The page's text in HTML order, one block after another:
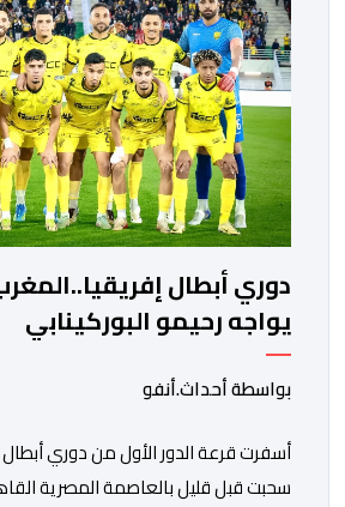
واريورز النيجيري ونادي أوديب ممثل […]
دوري أبطال
يواجه رحيمو البوركينابي
بواسطة أحداث.أنفو
أسفرت قرعة الدور الأول من دوري أبطال
سحبت قبل قليل بالعاصمة المصرية